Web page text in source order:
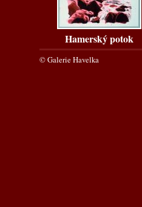
Hamerský potok
© Galerie Havelka